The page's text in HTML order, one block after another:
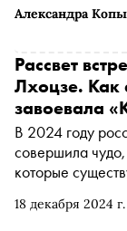
Александра
18 декабря 2024 г.
Рассвет
Лхоцзе. Как
завоевала
В 2024 году
совершила
которые
это самая